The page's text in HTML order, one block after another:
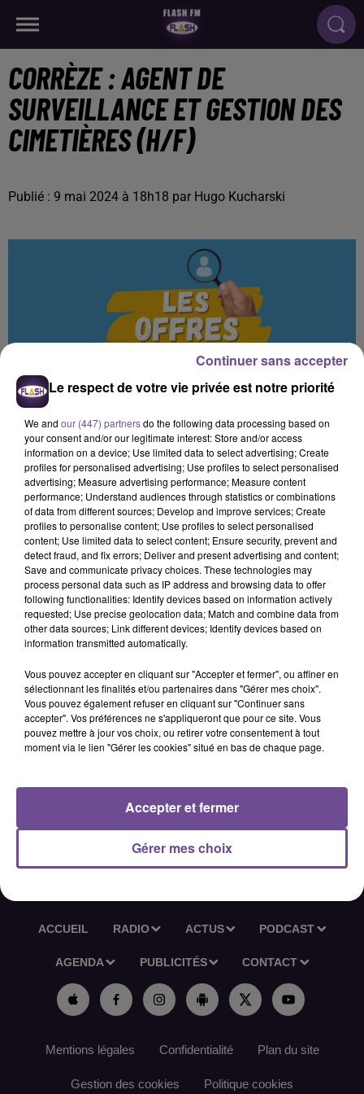
CORRÈZE : AGENT DE
SURVEILLANCE ET GESTION DES
CIMETIÈRES (H/F)
Publié : 9 mai 2024 à 18h18 par Hugo Kucharski
Une société basée à Tulle recherche un
Agent de surveillance et Gestion des
Cimetières (H/F)
Une société basée à Tulle recherche un Agent de surveillance
et Gestion des Cimetières (H/F). Vos missions : assurer la
surveiller les travaux réalisés, entretenir les cimetières, ou
encore informer et renseigner les familles et les
professionnels. Le poste est à pourvoir en CDD pour 12
mois, les débutants sont acceptés.
ACCUEIL RADIO ACTUS PODCAST
AGENDA PUBLICITÉS CONTACT
Mentions légales Confidentialité Plan du site
Gestion des cookies Politique cookies
Le respect de votre vie privée est notre priorité
We and our (447) partnersdo the following data processing based on
your consent and/or our legitimate interest: Store and/or access
information on a device; Use limited data to select advertising; Create
profiles for personalised advertising; Use profiles to select personalised
advertising; Measure advertising performance; Measure content
performance; Understand audiences through statistics or combinations
of data from different sources; Develop and improve services; Create
profiles to personalise content; Use profiles to select personalised
content; Use limited data to select content; Ensure security, prevent and
detect fraud, and fix errors; Deliver and present advertising and content;
Save and communicate privacy choices. These technologies may
process personal data such as IP address and browsing data to offer
following functionalities: Identify devices based on information actively
requested; Use precise geolocation data; Match and combine data from
other data sources; Link different devices; Identify devices based on
information transmitted automatically.
Vous pouvez accepter en cliquant sur "Accepter et fermer", ou affiner en
sélectionnant les finalités et/ou partenaires dans "Gérer mes choix".
Vous pouvez également refuser en cliquant sur "Continuer sans
accepter". Vos préférences ne s'appliqueront que pour ce site. Vous
pouvez mettre à jour vos choix, ou retirer votre consentement à tout
moment via le lien "Gérer les cookies" situé en bas de chaque page.
Gérer mes choix
Accepter et fermer
Continuer sans accepter